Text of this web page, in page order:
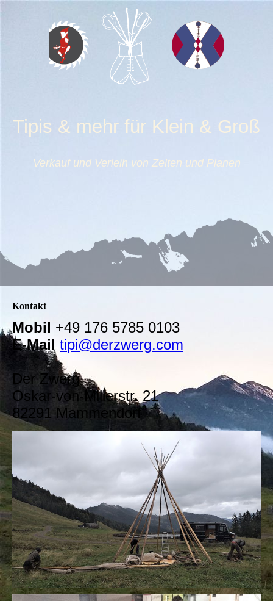
Tipis & mehr für Klein & Groß
Verkauf und Verleih von Zelten und Planen
Kontakt
Mobil +49 176 5785 0103
E-Mail tipi@derzwerg.com
Der Zwerg
Oskar-von-Millerstr. 21
82291 Mammendorf